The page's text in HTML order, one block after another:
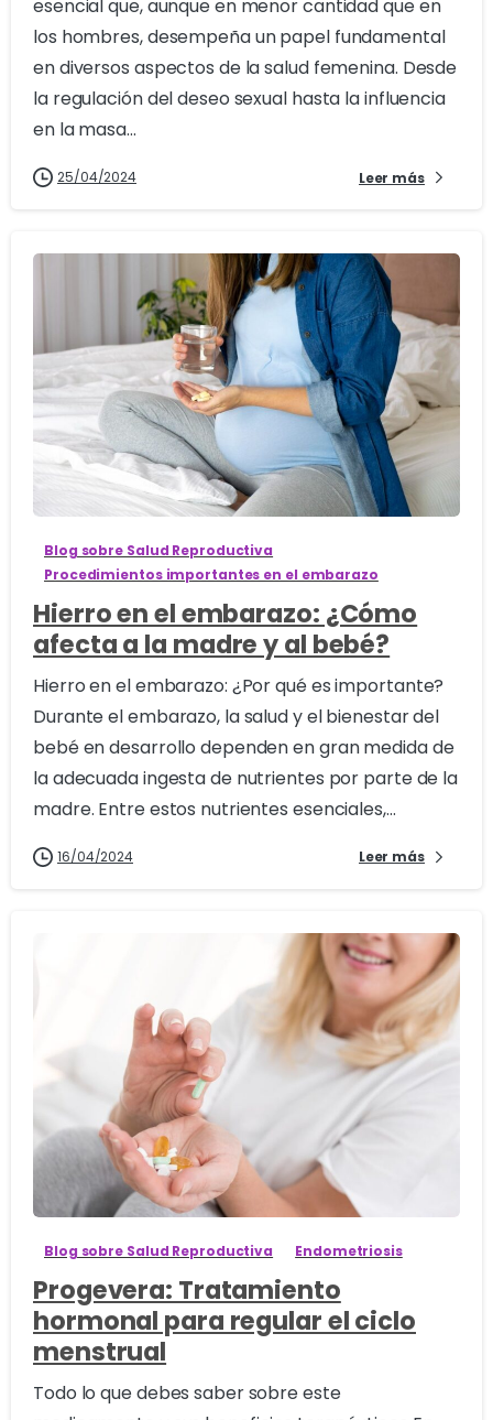
esencial que, aunque en menor cantidad que en
los hombres, desempeña un papel fundamental
en diversos aspectos de la salud femenina. Desde
la regulación del deseo sexual hasta la influencia
en la masa...
25/04/2024 Leer más
1
Blog sobre Salud Reproductiva
Procedimientos importantes en el embarazo
Hierro en el embarazo: ¿Cómo
afecta a la madre y al bebé?
Hierro en el embarazo: ¿Por qué es importante?
Durante el embarazo, la salud y el bienestar del
bebé en desarrollo dependen en gran medida de
la adecuada ingesta de nutrientes por parte de la
madre. Entre estos nutrientes esenciales,...
16/04/2024 Leer más
Blog sobre Salud Reproductiva Endometriosis
Progevera: Tratamiento
hormonal para regular el ciclo
menstrual
Todo lo que debes saber sobre este